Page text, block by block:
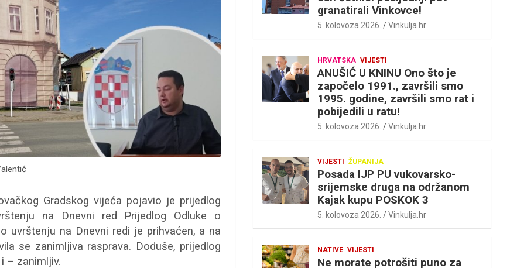
Gradskog vijeća pojavio je prijedlog
na Dnevni red Prijedlog Odluke o
uvrštenju na Dnevni redi je prihvaćen, a na
se zanimljiva rasprava. Doduše, prijedlog
– zanimljiv.
granatirali Vinkovce!
5. kolovoza 2026. Vinkulja.hr
HRVATSKA VIJESTI
ANUŠIĆ U KNINU Ono što je
započelo 1991., završili smo
1995. godine, završili smo rat i
pobijedili u ratu!
5. kolovoza 2026. Vinkulja.hr
VIJESTI ŽUPANIJA
Posada IJP PU vukovarsko-
srijemske druga na održanom
Kajak kupu POSKOK 3
5. kolovoza 2026. Vinkulja.hr
NATIVE VIJESTI
Ne morate potrošiti puno za